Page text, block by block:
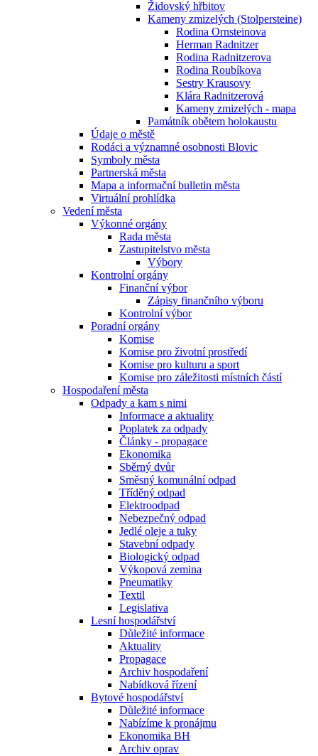
Židovský hřbitov
Kameny zmizelých (Stolpersteine)
Rodina Ornsteinova
Herman Radnitzer
Rodina Radnitzerova
Rodina Roubíkova
Sestry Krausovy
Klára Radnitzerová
Kameny zmizelých - mapa
Památník obětem holokaustu
Údaje o městě
Rodáci a významné osobnosti Blovic
Symboly města
Partnerská města
Mapa a informační bulletin města
Virtuální prohlídka
Vedení města
Výkonné orgány
Rada města
Zastupitelstvo města
Výbory
Kontrolní orgány
Finanční výbor
Zápisy finančního výboru
Kontrolní výbor
Poradní orgány
Komise
Komise pro životní prostředí
Komise pro kulturu a sport
Komise pro záležitosti místních částí
Hospodaření města
Odpady a kam s nimi
Informace a aktuality
Poplatek za odpady
Články - propagace
Ekonomika
Sběrný dvůr
Směsný komunální odpad
Tříděný odpad
Elektroodpad
Nebezpečný odpad
Jedlé oleje a tuky
Stavební odpady
Biologický odpad
Výkopová zemina
Pneumatiky
Textil
Legislativa
Lesní hospodářství
Důležité informace
Aktuality
Propagace
Archiv hospodaření
Nabídková řízení
Bytové hospodářství
Důležité informace
Nabízíme k pronájmu
Ekonomika BH
Archiv oprav